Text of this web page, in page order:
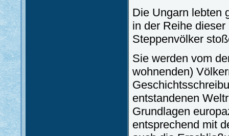
Die Ungarn lebten
in der Reihe
Steppenvölker
Sie werden vom
wohnenden)
entstandenen
Grundlagen
entsprechend mit